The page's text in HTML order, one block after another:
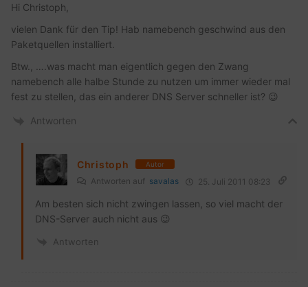
Hi Christoph,
vielen Dank für den Tip! Hab namebench geschwind aus den
Paketquellen installiert.
Btw., ….was macht man eigentlich gegen den Zwang
namebench alle halbe Stunde zu nutzen um immer wieder mal
fest zu stellen, das ein anderer DNS Server schneller ist? 😉
Antworten
Christoph Autor
Antworten auf savalas 25. Juli 2011 08:23
Am besten sich nicht zwingen lassen, so viel macht der
DNS-Server auch nicht aus 😉
Antworten